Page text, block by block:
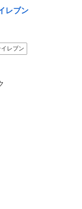
レブン
レブン